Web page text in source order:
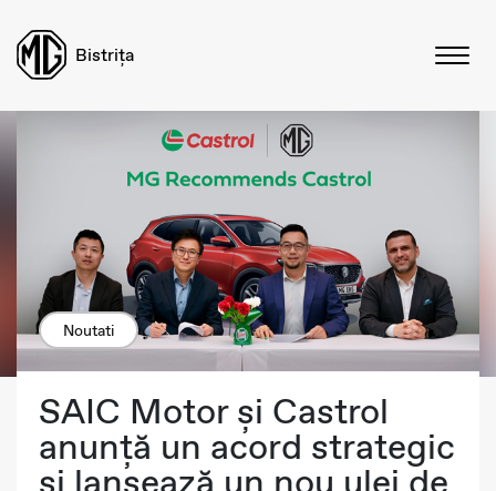
Bistrița
Noutati
SAIC Motor și Castrol
anunță un acord strategic